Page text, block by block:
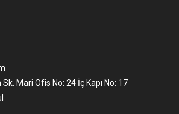
Mari Ofis No: 24 İç Kapı No: 17